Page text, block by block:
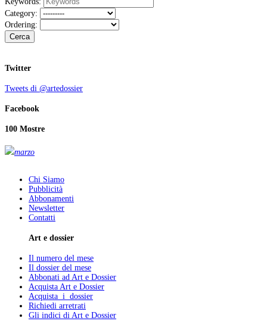
Category:
Ordering:
Cerca
Twitter
Tweets di @artedossier
Facebook
100 Mostre
marzo
Chi Siamo
Pubblicità
Abbonamenti
Newsletter
Contatti
Art e dossier
Il numero del mese
Il dossier del mese
Abbonati ad Art e Dossier
Acquista Art e Dossier
Acquista i dossier
Richiedi arretrati
Gli indici di Art e Dossier